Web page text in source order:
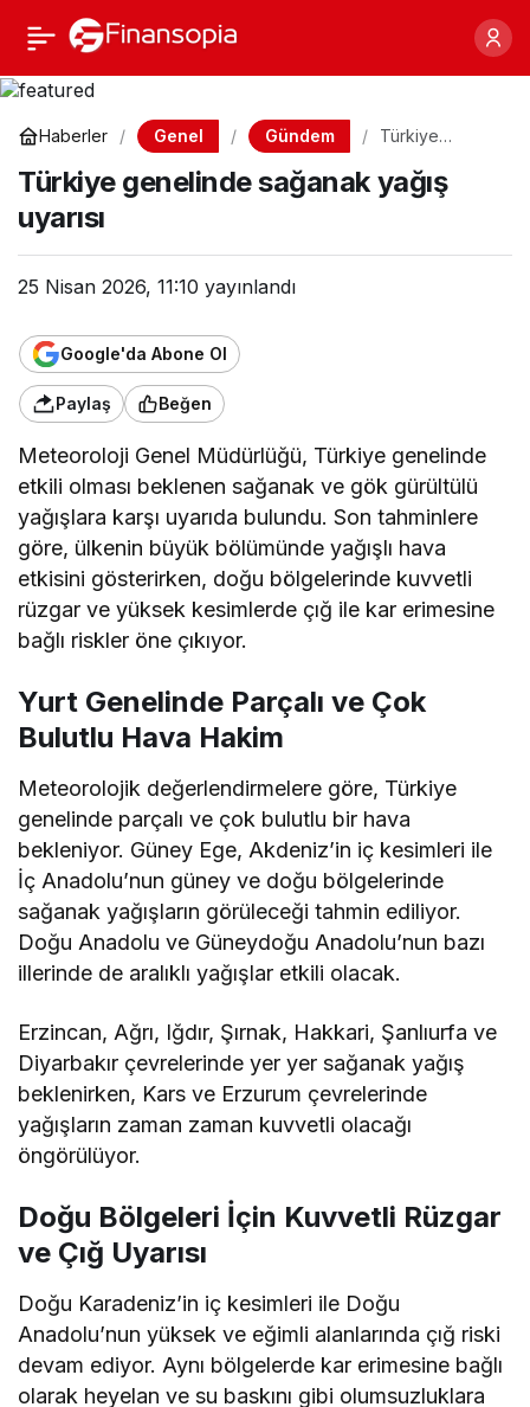
Haberler Genel Gündem
Türkiye
sağanak yağış
uyarısı
Türkiye genelinde sağanak yağış
uyarısı
25 Nisan 2026, 11:10 yayınlandı
Google'da Abone Ol
Paylaş Beğen
Meteoroloji Genel Müdürlüğü, Türkiye genelinde
etkili olması beklenen sağanak ve gök gürültülü
yağışlara karşı uyarıda bulundu. Son tahminlere
göre, ülkenin büyük bölümünde yağışlı hava
etkisini gösterirken, doğu bölgelerinde kuvvetli
rüzgar ve yüksek kesimlerde çığ ile kar erimesine
bağlı riskler öne çıkıyor.
Yurt Genelinde Parçalı ve Çok
Bulutlu Hava Hakim
Meteorolojik değerlendirmelere göre, Türkiye
genelinde parçalı ve çok bulutlu bir hava
bekleniyor. Güney Ege, Akdeniz’in iç kesimleri ile
İç Anadolu’nun güney ve doğu bölgelerinde
sağanak yağışların görüleceği tahmin ediliyor.
Doğu Anadolu ve Güneydoğu Anadolu’nun bazı
illerinde de aralıklı yağışlar etkili olacak.
Erzincan, Ağrı, Iğdır, Şırnak, Hakkari, Şanlıurfa ve
Diyarbakır çevrelerinde yer yer sağanak yağış
beklenirken, Kars ve Erzurum çevrelerinde
yağışların zaman zaman kuvvetli olacağı
öngörülüyor.
Doğu Bölgeleri İçin Kuvvetli Rüzgar
ve Çığ Uyarısı
Doğu Karadeniz’in iç kesimleri ile Doğu
Anadolu’nun yüksek ve eğimli alanlarında çığ riski
devam ediyor. Aynı bölgelerde kar erimesine bağlı
olarak heyelan ve su baskını gibi olumsuzluklara
Türkiye genelinde
sağanak yağış uyarısı
Paylaş